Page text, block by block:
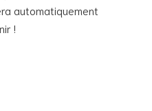
automatiquement
!